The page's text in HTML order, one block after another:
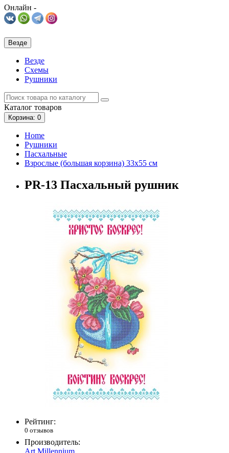
Онлайн -
Везде
Везде
Схемы
Рушники
Каталог товаров
Корзина: 0
Home
Рушники
Пасхальные
Взрослые (большая корзина) 33х55 см
PR-13 Пасхальный рушник
Рейтинг:
0 отзывов
Производитель: